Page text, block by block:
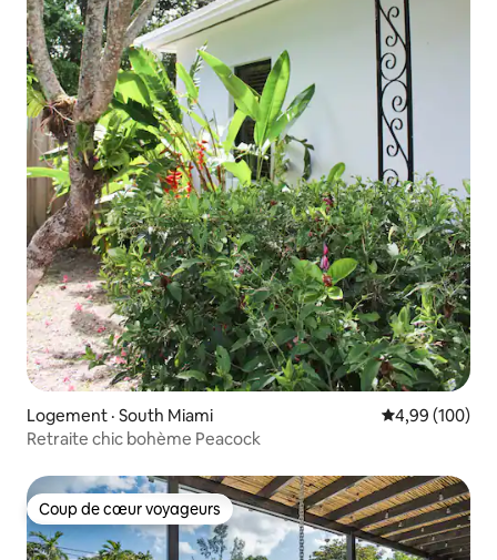
Logement · South Miami Note
4,99 (100)
Retraite chic bohème Peacock
Coup de cœur voyageurs
Coup de cœur voyageurs